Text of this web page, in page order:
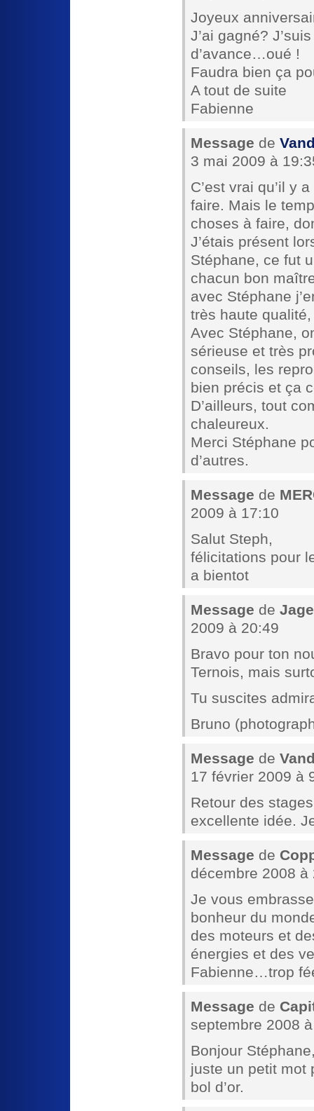
Joyeux
J’ai gagné?
d’avance…oué !
Faudra bien ça
A tout de suite
Fabienne
Message de
3 mai 2009 à
C’est vrai qu’il y
faire. Mais le
choses à faire,
J’étais présent
Stéphane, ce fut
chacun bon
avec Stéphane
très haute
Avec Stéphane,
sérieuse et très
conseils, les
bien précis et ça
D’ailleurs, tout
chaleureux.
Merci Stéphane
d’autres.
Message de
2009 à 17:10
Salut Steph,
félicitations pour
a bientot
Message de
2009 à 20:49
Bravo pour ton
Ternois, mais
Tu suscites
Bruno
Message de
17 février 2009 à
Retour des
excellente idée.
Message de
décembre 2008 à
Je vous
bonheur du
des moteurs et
énergies et des
Fabienne…trop
Message de
septembre 2008
Bonjour
juste un petit mot
bol d’or.